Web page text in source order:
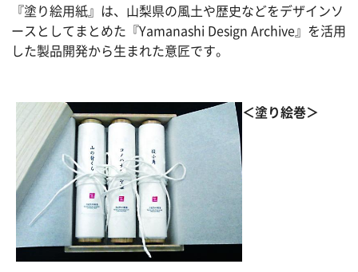
『塗り絵用紙』は、山梨県の風土や歴史などをデザインソ
ースとしてまとめた『Yamanashi Design Archive』を活用
した製品開発から生まれた意匠です。
＜塗り絵巻＞